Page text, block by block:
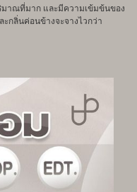
าณที่มาก และมีความเข้มข้นของ
กลิ่นค่อนข้างจะจางไวกว่า